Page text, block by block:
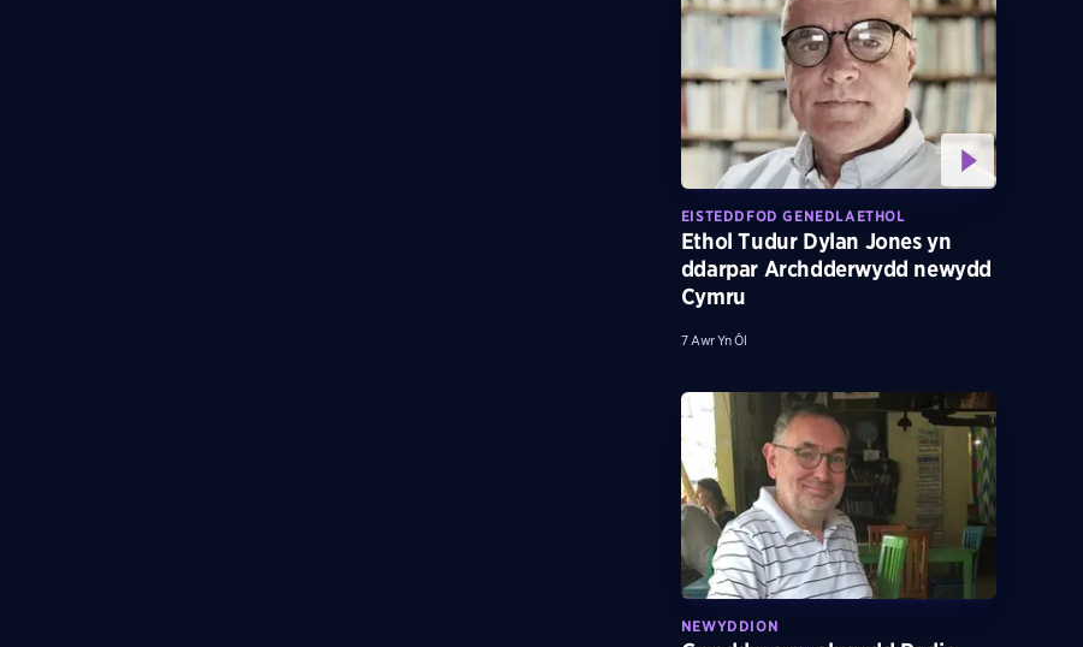
EISTEDDFOD GENEDLAETHOL
Ethol Tudur Dylan Jones yn
ddarpar Archdderwydd newydd
Cymru
7 Awr Yn Ôl
NEWYDDION